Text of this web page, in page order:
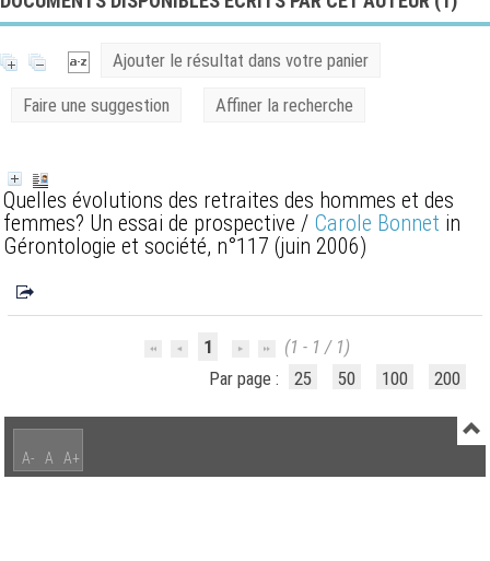
Ajouter le résultat dans votre panier
Faire une suggestion Affiner la recherche
Quelles évolutions des retraites des hommes et des
femmes? Un essai de prospective / Carole Bonnet in
Gérontologie et société, n°117 (juin 2006)
1
(1 - 1 / 1)
Par page :
25 50 100 200
A- A A+